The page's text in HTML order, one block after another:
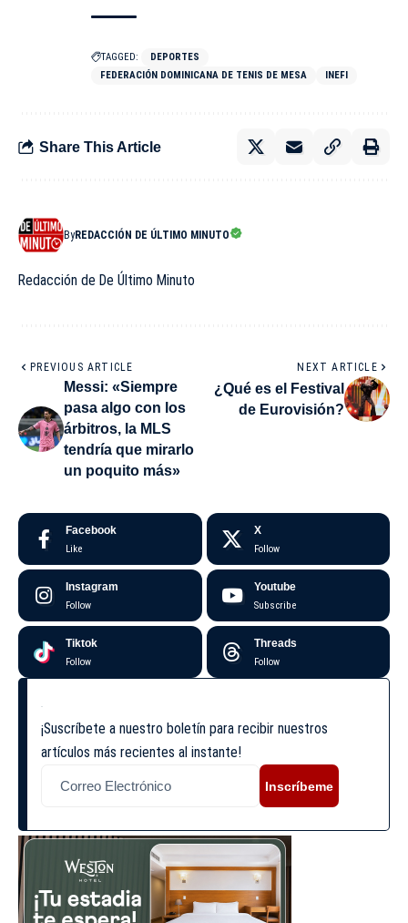
TAGGED:
DEPORTES
FEDERACIÓN DOMINICANA DE TENIS DE MESA
INEFI
Share This Article
ByREDACCIÓN DE ÚLTIMO MINUTO
Redacción de De Último Minuto
PREVIOUS ARTICLE
Messi: «Siempre
pasa algo con los
árbitros, la MLS
tendría que mirarlo
un poquito más»
NEXT ARTICLE
¿Qué es el Festival
de Eurovisión?
Facebook
Like
X
Follow
Instagram
Follow
Youtube
Subscribe
Tiktok
Follow
Threads
Follow
¡Suscríbete a nuestro boletín para recibir nuestros
artículos más recientes al instante!
Inscríbeme